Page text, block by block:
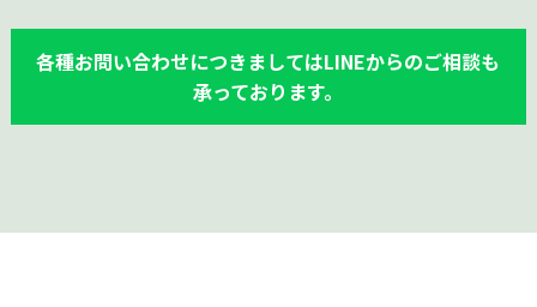
各種お問い合わせにつきましてはLINEからのご相談も
承っております。